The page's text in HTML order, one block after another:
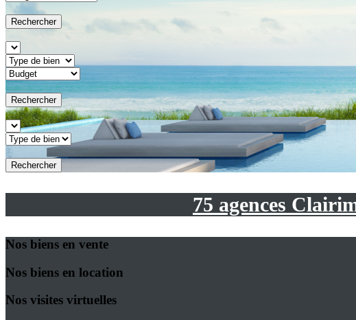
Rechercher
Rechercher
Rechercher
75 agences
Nos biens en vente
Nos biens en location
Nos visites virtuelles